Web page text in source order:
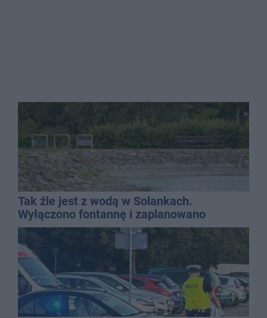
Tak źle jest z wodą w Solankach.
Wyłączono fontannę i zaplanowano
dolewkę